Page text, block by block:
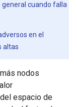
general cuando falla
en el
altas
nodos
espacio de